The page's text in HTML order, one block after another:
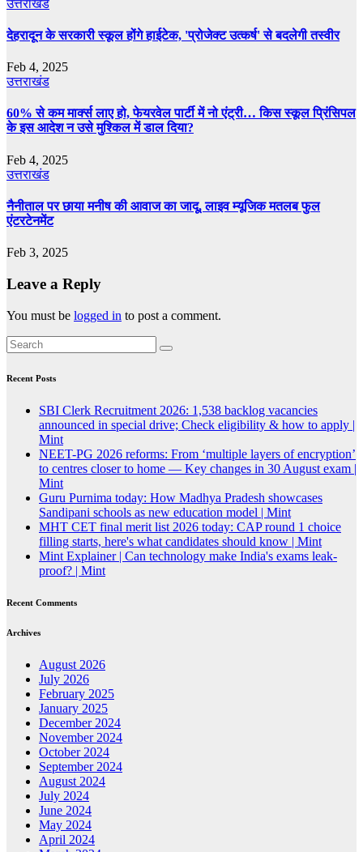
उत्तराखंड
देहरादून के सरकारी स्कूल होंगे हाईटेक, 'प्रोजेक्ट उत्कर्ष' से बदलेगी तस्वीर
Feb 4, 2025
उत्तराखंड
60% से कम मार्क्‍स लाए हो, फेयरवेल पार्टी में नो एंट्री… किस स्‍कूल प्र‍िंसिपल
के इस आदेश न उसे मुश्किल में डाल दिया?
Feb 4, 2025
उत्तराखंड
नैनीताल पर छाया मनीष की आवाज का जादू, लाइव म्यूजिक मतलब फुल
एंटरटेनमेंट
Feb 3, 2025
Leave a Reply
You must be logged in to post a comment.
Recent Posts
SBI Clerk Recruitment 2026: 1,538 backlog vacancies
announced in special drive; Check eligibility & how to apply |
Mint
NEET-PG 2026 reforms: From ‘multiple layers of encryption’
to centres closer to home — Key changes in 30 August exam |
Mint
Guru Purnima today: How Madhya Pradesh showcases
Sandipani schools as new education model | Mint
MHT CET final merit list 2026 today: CAP round 1 choice
filling starts, here's what candidates should know | Mint
Mint Explainer | Can technology make India's exams leak-
proof? | Mint
Recent Comments
Archives
August 2026
July 2026
February 2025
January 2025
December 2024
November 2024
October 2024
September 2024
August 2024
July 2024
June 2024
May 2024
April 2024